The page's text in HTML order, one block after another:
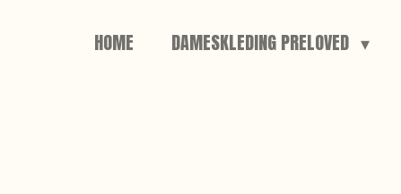
HOME DAMESKLEDING PRELOVED